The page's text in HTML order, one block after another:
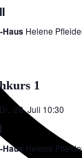
Haus Helene
Di.. 28. Juli 10:30
Haus Helene